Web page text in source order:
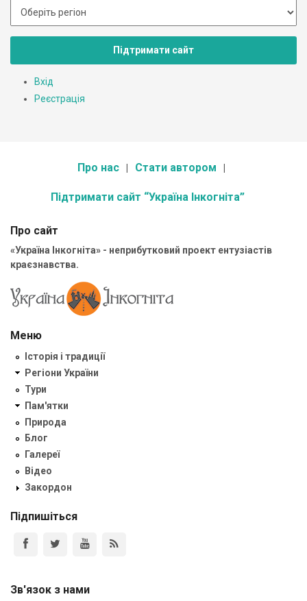
Підтримати сайт
Вхід
Реєстрація
Про нас Стати автором
Підтримати сайт “Україна Інкогніта”
Про сайт
«Україна Інкогніта» - неприбутковий проект ентузіастів
краєзнавства.
Меню
Історія і традиції
Регіони України
Тури
Пам'ятки
Природа
Блог
Галереї
Відео
Закордон
Підпишіться
Зв'язок з нами